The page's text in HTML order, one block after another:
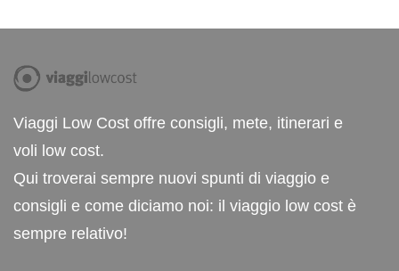
Viaggi Low Cost offre consigli, mete, itinerari e
voli low cost.
Qui troverai sempre nuovi spunti di viaggio e
consigli e come diciamo noi: il viaggio low cost è
sempre relativo!